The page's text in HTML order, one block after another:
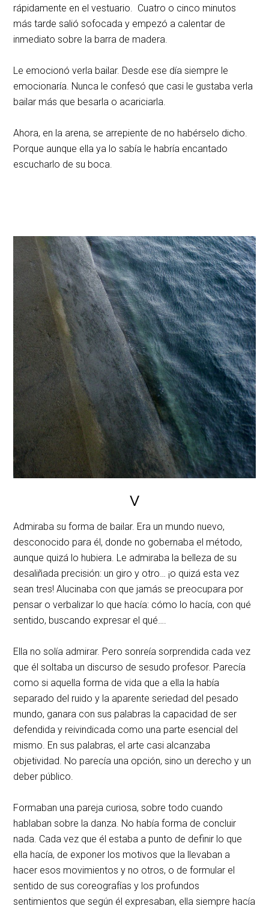
rápidamente en el vestuario. Cuatro o cinco minutos
más tarde salió sofocada y empezó a calentar de
inmediato sobre la barra de madera.
Le emocionó verla bailar. Desde ese día siempre le
emocionaría. Nunca le confesó que casi le gustaba verla
bailar más que besarla o acariciarla.
Ahora, en la arena, se arrepiente de no habérselo dicho.
Porque aunque ella ya lo sabía le habría encantado
escucharlo de su boca.
V
Admiraba su forma de bailar. Era un mundo nuevo,
desconocido para él, donde no gobernaba el método,
aunque quizá lo hubiera. Le admiraba la belleza de su
desaliñada precisión: un giro y otro… ¡o quizá esta vez
sean tres! Alucinaba con que jamás se preocupara por
pensar o verbalizar lo que hacía: cómo lo hacía, con qué
sentido, buscando expresar el qué….
Ella no solía admirar. Pero sonreía sorprendida cada vez
que él soltaba un discurso de sesudo profesor. Parecía
como si aquella forma de vida que a ella la había
separado del ruido y la aparente seriedad del pesado
mundo, ganara con sus palabras la capacidad de ser
defendida y reivindicada como una parte esencial del
mismo. En sus palabras, el arte casi alcanzaba
objetividad. No parecía una opción, sino un derecho y un
deber público.
Formaban una pareja curiosa, sobre todo cuando
hablaban sobre la danza. No había forma de concluir
nada. Cada vez que él estaba a punto de definir lo que
ella hacía, de exponer los motivos que la llevaban a
hacer esos movimientos y no otros, o de formular el
sentido de sus coreografías y los profundos
sentimientos que según él expresaban, ella siempre hacía